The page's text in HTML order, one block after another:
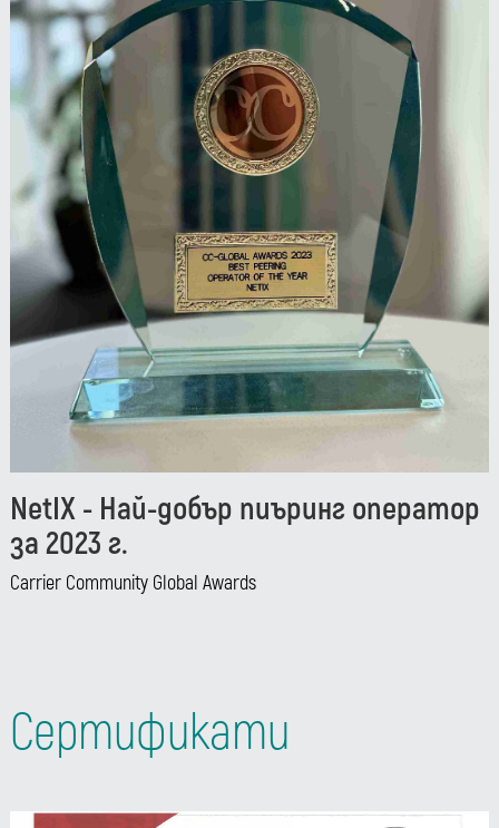
NetIX - Най-добър пиъринг оператор
за 2023 г.
Carrier Community Global Awards
Сертификати